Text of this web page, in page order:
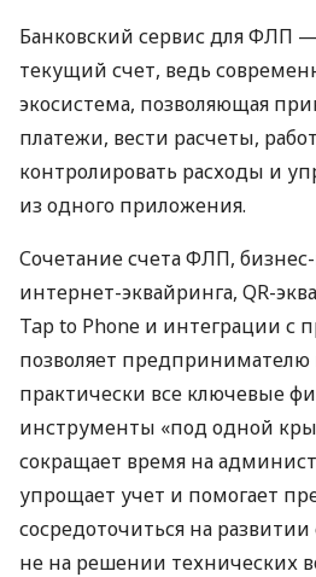
Банковский сервис для ФЛП
текущий счет, ведь
экосистема, позволяющая
платежи, вести расчеты,
контролировать расходы и
из одного приложения.
Сочетание счета ФЛП,
интернет-эквайринга, QR-
Tap to Phone и интеграции
позволяет предпринимателю
практически все ключевые
инструменты «под одной
сокращает время на
упрощает учет и помогает
сосредоточиться на развитии
не на решении технических